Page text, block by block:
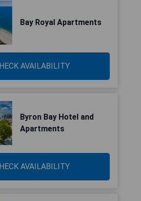
Bay Royal Apartments
AVAILABILITY
Byron Bay Hotel and
Apartments
AVAILABILITY